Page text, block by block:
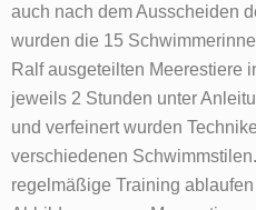
auch nach dem Ausscheiden
wurden die 15
Ralf ausgeteilten Meerestiere
jeweils 2 Stunden unter
und verfeinert wurden
verschiedenen
regelmäßige Training